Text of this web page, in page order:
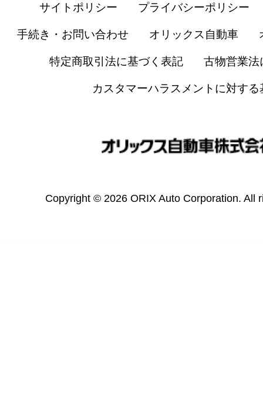
サイトポリシー プライバシーポリシー
手続き・お問い合わせ オリックス自動車
特定商取引法に基づく表記 古物営業法
カスタマーハラスメントに対する
Copyright © 2026 ORIX Auto Corporation. All